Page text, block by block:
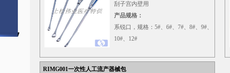
刮子宫内壁用
产品规格：
系锐口，规格：5#、6#、7#、8#、9#、
10#、12#
黄铜材
RIMG001一次性人工流产器械包